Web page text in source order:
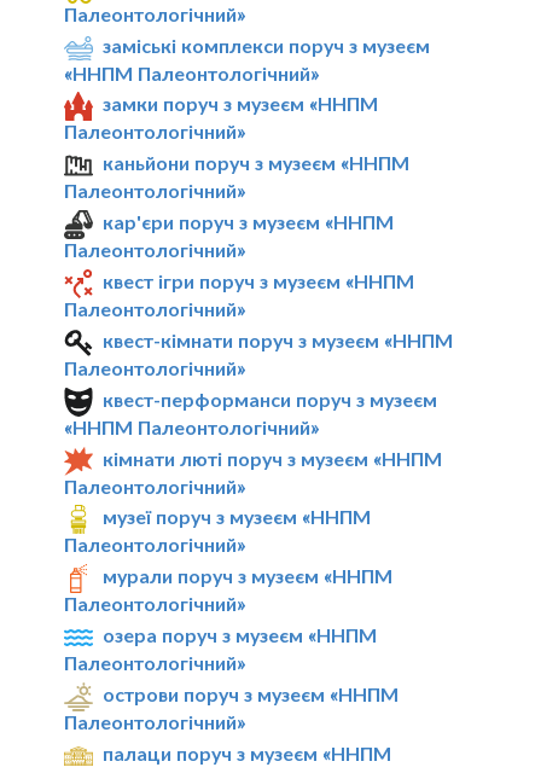
Палеонтологічний»
заміські комплекси поруч з музеєм
«ННПМ Палеонтологічний»
замки поруч з музеєм «ННПМ
Палеонтологічний»
каньйони поруч з музеєм «ННПМ
Палеонтологічний»
кар'єри поруч з музеєм «ННПМ
Палеонтологічний»
квест ігри поруч з музеєм «ННПМ
Палеонтологічний»
квест-кімнати поруч з музеєм «ННПМ
Палеонтологічний»
квест-перформанси поруч з музеєм
«ННПМ Палеонтологічний»
кімнати люті поруч з музеєм «ННПМ
Палеонтологічний»
музеї поруч з музеєм «ННПМ
Палеонтологічний»
мурали поруч з музеєм «ННПМ
Палеонтологічний»
озера поруч з музеєм «ННПМ
Палеонтологічний»
острови поруч з музеєм «ННПМ
Палеонтологічний»
палаци поруч з музеєм «ННПМ